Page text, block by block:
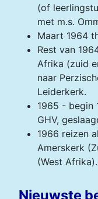
(of
met m.s.
Maart 1964
Rest van
Afrika (zuid
naar
Leiderkerk.
1965 - begin
GHV,
1966 reizen
Amerskerk
(West Afrika).
Nieuwste